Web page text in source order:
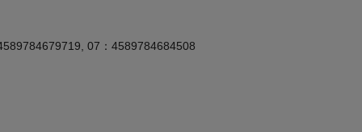
07：4589784684508